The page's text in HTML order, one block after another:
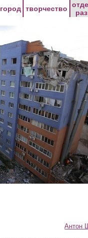
город творчество
Антон